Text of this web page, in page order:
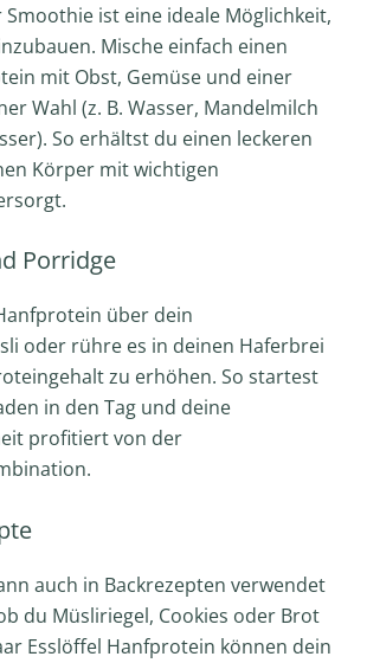
Smoothie ist eine ideale Möglichkeit,
Mische einfach einen
mit Obst, Gemüse und einer
Wahl (z. B. Wasser, Mandelmilch
So erhältst du einen leckeren
Körper mit wichtigen
Porridge
über dein
oder rühre es in deinen Haferbrei
zu erhöhen. So startest
in den Tag und deine
profitiert von der
auch in Backrezepten verwendet
du Müsliriegel, Cookies oder Brot
Esslöffel Hanfprotein können dein